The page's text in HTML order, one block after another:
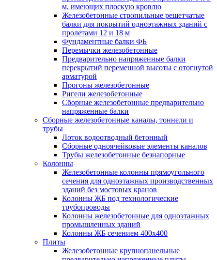
м, имеющих плоскую кровлю
Железобетонные стропильные решетчатые
балки для покрытий одноэтажных зданий с
пролетами 12 и 18 м
Фундаментные балки ФБ
Перемычки железобетонные
Предварительно напряженные балки
перекрытий переменной высоты с отогнутой
арматурой
Прогоны железобетонные
Ригели железобетонные
Сборные железобетонные предварительно
напряженные балки
Сборные железобетонные каналы, тоннели и
трубы
Лоток водоотводный бетонный
Сборные одноячейковые элементы каналов
Трубы железобетонные безнапорные
Колонны
Железобетонные колонны прямоугольного
сечения для одноэтажных производственных
зданий без мостовых кранов
Колонны ЖБ под технологические
трубопроводы
Колонны железобетонные для одноэтажных
промышленных зданий
Колонны ЖБ сечением 400х400
Плиты
Железобетонные крупнопанельные